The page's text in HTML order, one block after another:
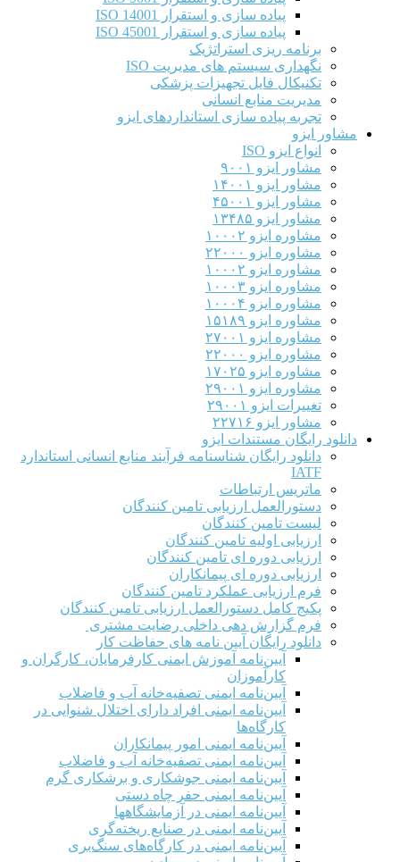
پیاده سازی و استقرار ISO 14001
پیاده سازی و استقرار ISO 45001
برنامه ریزی استراتژیک
نگهداری سیستم های مدیریت ISO
تکنیکال فایل تجهیزات پزشکی
مدیریت منابع انسانی
تجربه پیاده سازی استانداردهای ایزو
مشاور ایزو
انواع ایزو ISO
مشاور ایزو ۹۰۰۱
مشاور ایزو ۱۴۰۰۱
مشاور ایزو ۴۵۰۰۱
مشاور ایزو ۱۳۴۸۵
مشاوره ایزو ۱۰۰۰۲
مشاوره ایزو ۲۲۰۰۰
مشاوره ایزو ۱۰۰۰۲
مشاوره ایزو ۱۰۰۰۳
مشاوره ایزو ۱۰۰۰۴
مشاوره ایزو ۱۵۱۸۹
مشاوره ایزو ۲۷۰۰۱
مشاوره ایزو ۲۲۰۰۰
مشاوره ایزو ۱۷۰۲۵
مشاوره ایزو ۲۹۰۰۱
تغییرات ایزو ۲۹۰۰۱
مشاور ایزو ۲۲۷۱۶
دانلود رایگان مستندات ایزو
دانلود رایگان شناسنامه فرآیند منابع انسانی استاندارد
IATF
ماتریس ارتباطات
دستورالعمل ارزیابی تامین کنندگان
لیست تامین کنندگان
ارزیابی اولیه تامین کنندگان
ارزیابی دوره ای تامین کنندگان
ارزیابی دوره ای پیمانکاران
فرم ارزيابی عملکرد تامین کنندگان
پکیج کامل دستورالعمل ارزیابی تامین کنندگان
فرم گزارش دهی داخلی رضایت مشتری
دانلود رایگان آیین نامه های حفاظت کار
آیین‌نامه آموزش ایمنی کارفرمایان، کارگران و
کارآموزان
آیین‌نامه ایمنی تصفیه‌خانه آب و فاضلاب
آیین‌نامه ایمنی افراد دارای اختلال شنوایی در
کارگاه‌ها
آیین‌نامه ایمنی امور پیمانکاران
آیین‌نامه ایمنی تصفیه‌خانه آب و فاضلاب
آیین‌نامه ایمنی جوشکاری و برشکاری گرم
آیین‌نامه ایمنی حفر چاه دستی
آیین‌نامه ایمنی در آزمایشگاهها
آیین‌نامه ایمنی در صنایع ریخته‌گری
آیین‌نامه ایمنی در کارگاه‌های سنگ‌بری